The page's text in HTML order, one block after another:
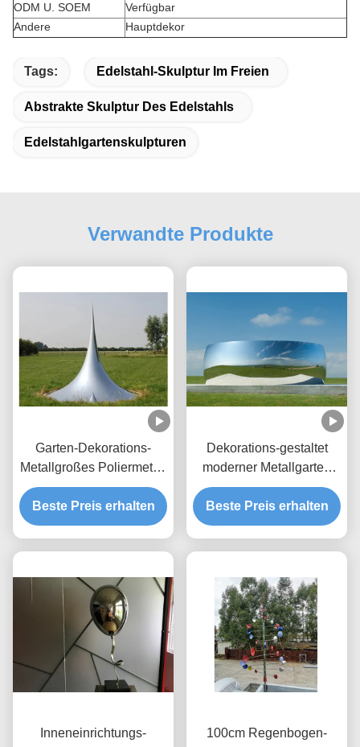
ODM U. SOEM
Verfügbar
Andere
Hauptdekor
Tags: Edelstahl-Skulptur Im Freien
Abstrakte Skulptur Des Edelstahls
Edelstahlgartenskulpturen
Verwandte Produkte
Garten-Dekorations-
Metallgroßes Poliermetall
im Freien gestaltet
Tropfen-Skulptur
Beste Preis erhalten
Dekorations-gestaltet
moderner Metallgarten
Polieredelstahl-Spiegel
Beste Preis erhalten
Inneneinrichtungs-
100cm Regenbogen-